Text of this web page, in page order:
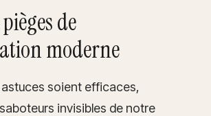
de
moderne
astuces soient efficaces,
invisibles de notre